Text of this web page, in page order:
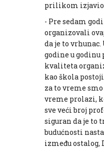
prilikom izjavio
- Pre sedam
organizovali
da je to
godine u godinu
kvaliteta
kao škola
za to vreme
vreme prolazi,
sve veći broj
siguran da je to
budućnosti
između ostalog,